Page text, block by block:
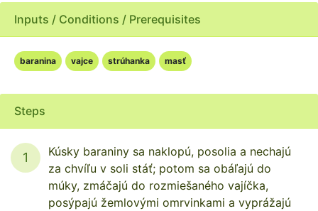
Inputs / Conditions / Prerequisites
baranina vajce strúhanka masť
Steps
1
Kúsky baraniny sa naklopú, posolia a nechajú
za chvíľu v soli stáť; potom sa obáľajú do
múky, zmáčajú do rozmiešaného vajíčka,
posýpajú žemlovými omrvinkami a vyprážajú